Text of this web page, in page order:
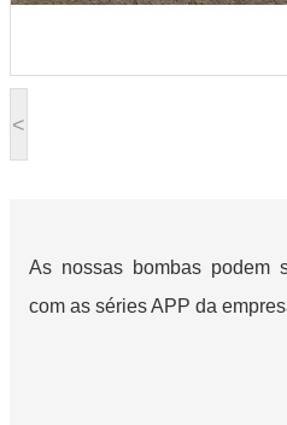
<
As nossas bombas podem
com as séries APP da